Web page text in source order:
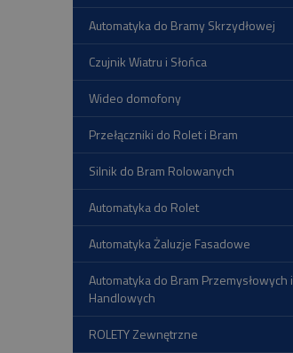
Automatyka do Bramy Skrzydłowej
Czujnik Wiatru i Słońca
Wideo domofony
Przełączniki do Rolet i Bram
Silnik do Bram Rolowanych
Automatyka do Rolet
Automatyka Żaluzje Fasadowe
Automatyka do Bram Przemysłowych i
Handlowych
ROLETY Zewnętrzne